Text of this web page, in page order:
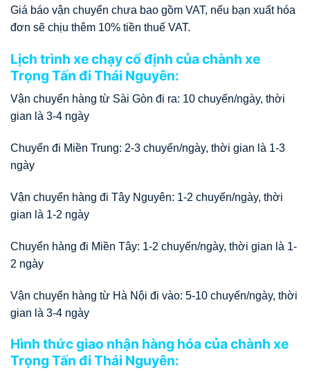
Giá báo vận chuyển chưa bao gồm VAT, nếu bạn xuất hóa
đơn sẽ chịu thêm 10% tiền thuế VAT.
Lịch trình xe chạy cố định của chành xe
Trọng Tấn đi Thái Nguyên:
Vận chuyển hàng từ Sài Gòn đi ra: 10 chuyến/ngày, thời
gian là 3-4 ngày
Chuyển đi Miền Trung: 2-3 chuyến/ngày, thời gian là 1-3
ngày
Vận chuyển hàng đi Tây Nguyên: 1-2 chuyến/ngày, thời
gian là 1-2 ngày
Chuyển hàng đi Miền Tây: 1-2 chuyến/ngày, thời gian là 1-
2 ngày
Vận chuyển hàng từ Hà Nội đi vào: 5-10 chuyến/ngày, thời
gian là 3-4 ngày
Hình thức giao nhận hàng hóa của chành xe
Trọng Tấn đi Thái Nguyên: